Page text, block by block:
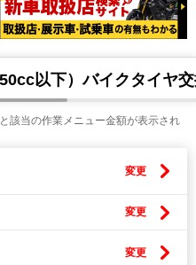
以下）バイクタイヤ
該当の作業メニュー金額が表示され
変更
変更
変更